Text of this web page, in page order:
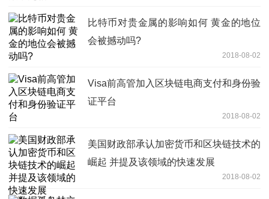
比特币对贵金属的影响如何 黄金的地位
会被撼动吗?
2018-08-02
Visa前高管加入区块链电商支付和身份验
证平台
2018-08-02
美国财政部承认加密货币和区块链技术的
崛起 并提及该领域的快速发展
2018-08-02